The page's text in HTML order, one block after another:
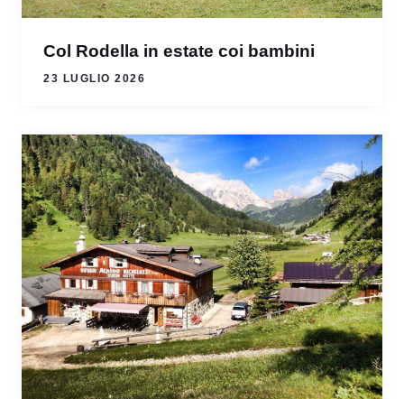
Col Rodella in estate coi bambini
23 LUGLIO 2026